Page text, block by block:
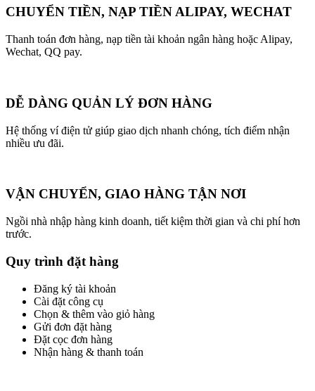
CHUYỂN TIỀN, NẠP TIỀN ALIPAY, WECHAT
Thanh toán đơn hàng, nạp tiền tài khoản ngân hàng hoặc Alipay,
Wechat, QQ pay.
DỄ DÀNG QUẢN LÝ ĐƠN HÀNG
Hệ thống ví điện tử giúp giao dịch nhanh chóng, tích điểm nhận
nhiều ưu đãi.
VẬN CHUYỂN, GIAO HÀNG TẬN NƠI
Ngồi nhà nhập hàng kinh doanh, tiết kiệm thời gian và chi phí hơn
trước.
Quy trình đặt hàng
Đăng ký tài khoản
Cài đặt công cụ
Chọn & thêm vào giỏ hàng
Gửi đơn đặt hàng
Đặt cọc đơn hàng
Nhận hàng & thanh toán